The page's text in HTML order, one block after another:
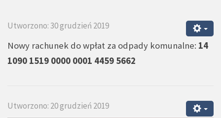
Utworzono: 30 grudzień 2019
Nowy rachunek do wpłat za odpady komunalne: 14
1090 1519 0000 0001 4459 5662
Utworzono: 20 grudzień 2019